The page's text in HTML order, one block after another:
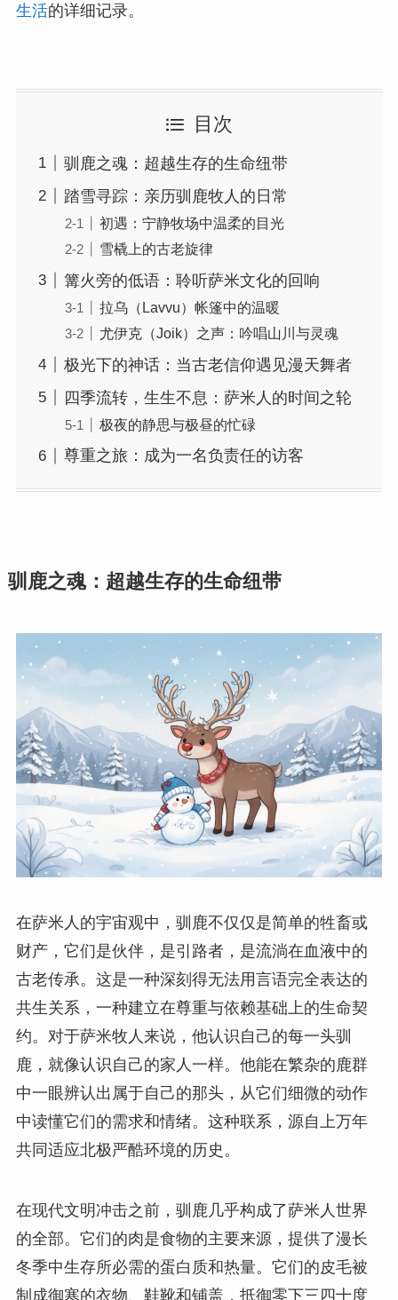
生活的详细记录。
目次
驯鹿之魂：超越生存的生命纽带
踏雪寻踪：亲历驯鹿牧人的日常
初遇：宁静牧场中温柔的目光
雪橇上的古老旋律
篝火旁的低语：聆听萨米文化的回响
拉乌（Lavvu）帐篷中的温暖
尤伊克（Joik）之声：吟唱山川与灵魂
极光下的神话：当古老信仰遇见漫天舞者
四季流转，生生不息：萨米人的时间之轮
极夜的静思与极昼的忙碌
尊重之旅：成为一名负责任的访客
驯鹿之魂：超越生存的生命纽带
在萨米人的宇宙观中，驯鹿不仅仅是简单的牲畜或
财产，它们是伙伴，是引路者，是流淌在血液中的
古老传承。这是一种深刻得无法用言语完全表达的
共生关系，一种建立在尊重与依赖基础上的生命契
约。对于萨米牧人来说，他认识自己的每一头驯
鹿，就像认识自己的家人一样。他能在繁杂的鹿群
中一眼辨认出属于自己的那头，从它们细微的动作
中读懂它们的需求和情绪。这种联系，源自上万年
共同适应北极严酷环境的历史。
在现代文明冲击之前，驯鹿几乎构成了萨米人世界
的全部。它们的肉是食物的主要来源，提供了漫长
冬季中生存所必需的蛋白质和热量。它们的皮毛被
制成御寒的衣物、鞋靴和铺盖，抵御零下三四十度